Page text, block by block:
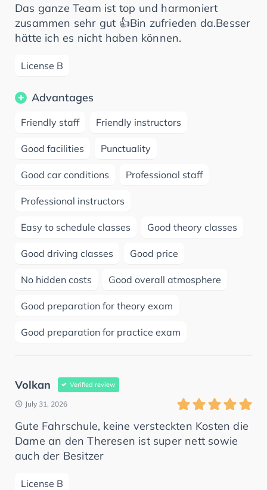
Das ganze Team ist top und harmoniert
zusammen sehr gut 👍Bin zufrieden da.Besser
hätte ich es nicht haben können.
License B
Advantages
Friendly staff Friendly instructors
Good facilities Punctuality
Good car conditions Professional staff
Professional instructors
Easy to schedule classes Good theory classes
Good driving classes Good price
No hidden costs Good overall atmosphere
Good preparation for theory exam
Good preparation for practice exam
Volkan Verified review
July 31, 2026
Gute Fahrschule, keine versteckten Kosten die
Dame an den Theresen ist super nett sowie
auch der Besitzer
License B